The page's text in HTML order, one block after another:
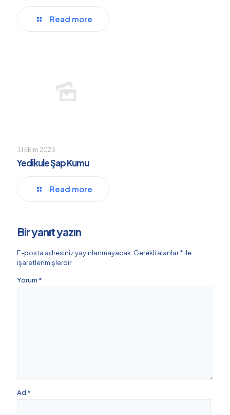
Read more
31 Ekim 2023
Yedikule Şap Kumu
Read more
Bir yanıt yazın
E-posta adresiniz yayınlanmayacak. Gerekli alanlar*ile
işaretlenmişlerdir
Yorum *
Ad *